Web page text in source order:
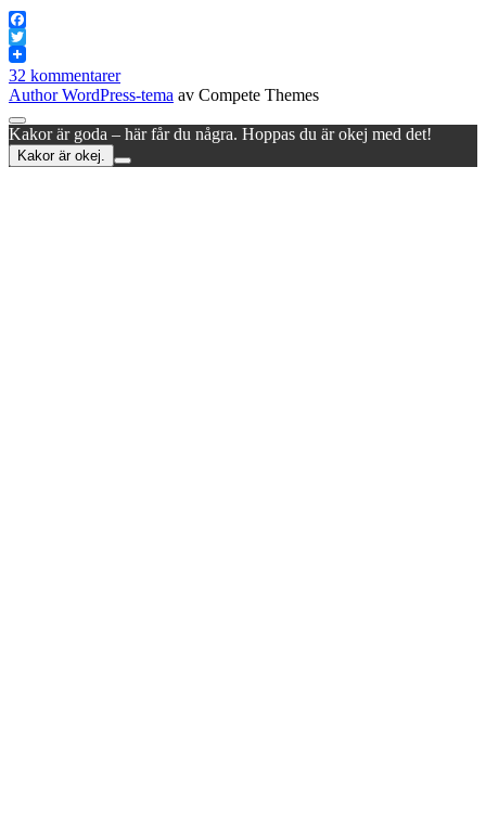
Facebook
Twitter
32 kommentarer
Author WordPress-tema av Compete Themes
Rulla
till
toppen
Kakor är goda – här får du några. Hoppas du är okej med det!
Kakor är okej.